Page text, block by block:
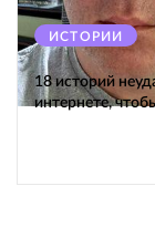
ИСТОРИИ
18 историй
интернете,